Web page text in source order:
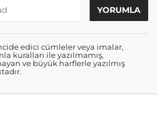
edici cümleler veya imalar,
kuralları ile yazılmamış,
ve büyük harflerle yazılmış